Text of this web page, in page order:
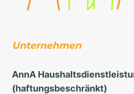
Unternehmen
AnnA
(haftungsbeschränkt)